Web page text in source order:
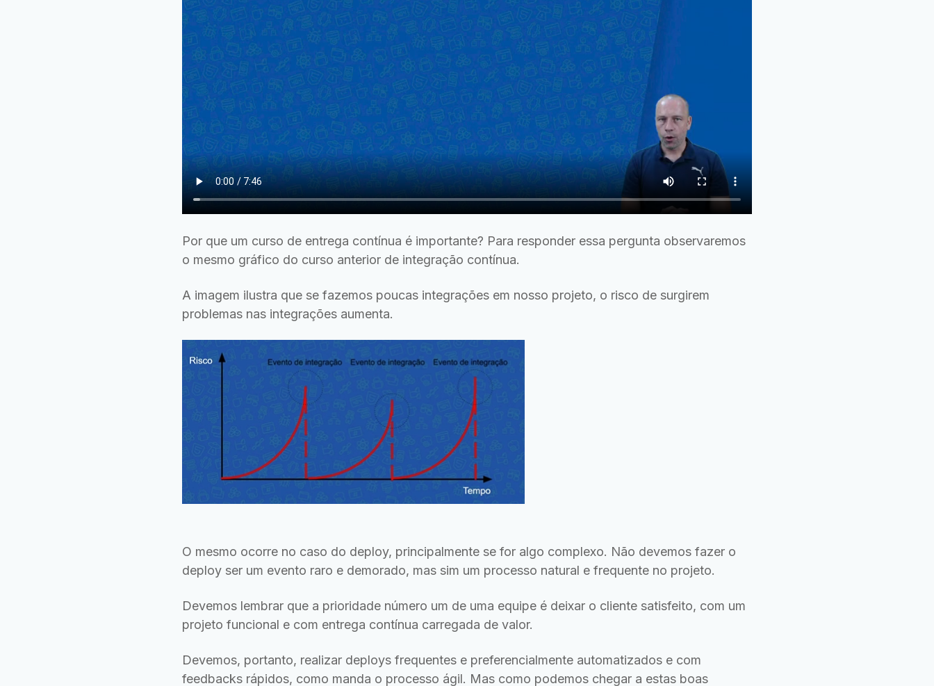
Por que um curso de entrega contínua é importante? Para responder essa pergunta observaremos
o mesmo gráfico do curso anterior de integração contínua.
A imagem ilustra que se fazemos poucas integrações em nosso projeto, o risco de surgirem
problemas nas integrações aumenta.
O mesmo ocorre no caso do deploy, principalmente se for algo complexo. Não devemos fazer o
deploy ser um evento raro e demorado, mas sim um processo natural e frequente no projeto.
Devemos lembrar que a prioridade número um de uma equipe é deixar o cliente satisfeito, com um
projeto funcional e com entrega contínua carregada de valor.
Devemos, portanto, realizar deploys frequentes e preferencialmente automatizados e com
feedbacks rápidos, como manda o processo ágil. Mas como podemos chegar a estas boas